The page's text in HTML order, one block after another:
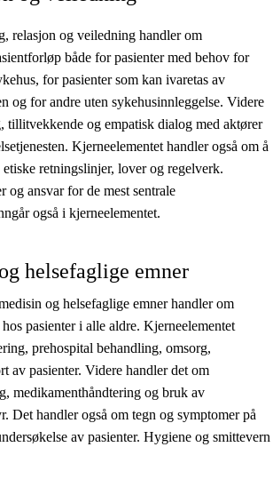
relasjon og veiledning handler om
både for pasienter med behov for
for pasienter som kan ivaretas av
og for andre uten sykehusinnleggelse. Videre
tillitvekkende og empatisk dialog med aktører
Kjerneelementet handler også om å
etiske retningslinjer, lover og regelverk.
og ansvar for de mest sentrale
også i kjerneelementet.
helsefaglige emner
og helsefaglige emner handler om
pasienter i alle aldre. Kjerneelementet
prehospital behandling, omsorg,
av pasienter. Videre handler det om
medikamenthåndtering og bruk av
Det handler også om tegn og symptomer på
av pasienter. Hygiene og smittevern